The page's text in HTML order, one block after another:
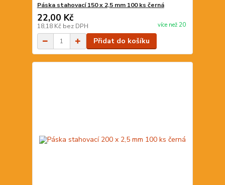
Páska stahovací 150 x 2,5 mm 100 ks černá
22,00 Kč
18,18 Kč bez DPH více než 20
Přidat do košíku